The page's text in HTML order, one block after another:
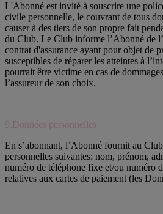
L'Abonné est invité à souscrire une
civile personnelle, le couvrant de tous
causer à des tiers de son propre fait
du Club. Le Club informe l’Abonné de
contrat d'assurance ayant pour objet de
susceptibles de réparer les atteintes à
pourrait être victime en cas de
l’assureur de son choix.
9.Données personnelles
En s’abonnant, l’Abonné fournit au
personnelles suivantes: nom, prénom,
numéro de téléphone fixe et/ou numéro
relatives aux cartes de paiement (les